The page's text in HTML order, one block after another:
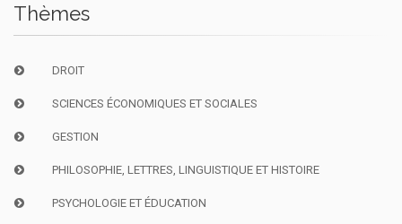
Thèmes
DROIT
SCIENCES ÉCONOMIQUES ET SOCIALES
GESTION
PHILOSOPHIE, LETTRES, LINGUISTIQUE ET HISTOIRE
PSYCHOLOGIE ET ÉDUCATION